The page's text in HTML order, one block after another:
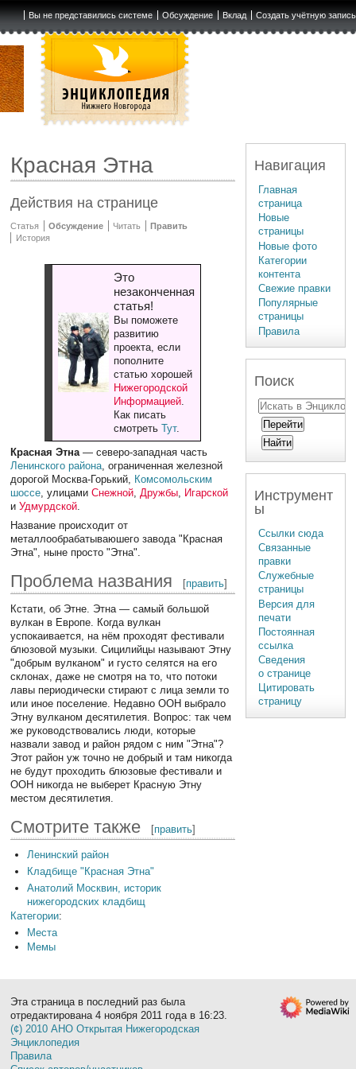
Вы не представились системе Обсуждение Вклад Создать учётную запись
Красная Этна
Действия на странице
Статья Обсуждение Читать
Править
История
Это
незаконченная
статья!
Вы поможете
развитию
проекта, если
пополните
статью хорошей
Нижегородской
Информацией.
Как писать
смотреть Тут.
Красная Этна— северо-западная часть
Ленинского района, ограниченная железной
дорогой Москва-Горький, Комсомольским
шоссе, улицамиСнежной,Дружбы, Игарской
иУдмурдской.
Название происходит от
металлообрабатываюшего завода "Красная
Этна", ныне просто "Этна".
Проблема названия [править]
Кстати, об Этне. Этна — самый большой
вулкан в Европе. Когда вулкан
успокаивается, на нём проходят фестивали
блюзовой музыки. Сицилийцы называют Этну
"добрым вулканом" и густо селятся на его
склонах, даже не смотря на то, что потоки
лавы периодически стирают с лица земли то
или иное поселение. Недавно ООН выбрало
Этну вулканом десятилетия. Вопрос: так чем
же руководствовались люди, которые
назвали завод и район рядом с ним "Этна"?
Этот район уж точно не добрый и там никогда
не будут проходить блюзовые фестивали и
ООН никогда не выберет Красную Этну
местом десятилетия.
Смотрите также [править]
Ленинский район
Кладбище "Красная Этна"
Анатолий Москвин, историк
нижегородских кладбищ
Категории:
Места
Мемы
Навигация
Главная
страница
Новые
страницы
Новые фото
Категории
контента
Свежие правки
Популярные
страницы
Правила
Поиск
Инструмент
ы
Ссылки сюда
Связанные
правки
Служебные
страницы
Версия для
печати
Постоянная
ссылка
Сведения
о странице
Цитировать
страницу
Эта страница в последний раз была
отредактирована 4 ноября 2011 года в 16:23.
(¢) 2010 АНО Открытая Нижегородская
Энциклопедия
Правила